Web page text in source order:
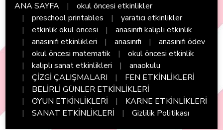
ANA SAYFA
okul öncesi etkinlikler
preschool printables
yaratıcı etkinlikler
etkinlik okul öncesi
anasınıfı kalıplı etkinlik
anasınıfı etkinlikleri
anasınıfı
anasınıfı ödev
okul öncesi matematik
okul öncesi etkinlik
kalıplı sanat etkinlikleri
anaokulu
ÇİZGİ ÇALIŞMALARI
FEN ETKİNLİKLERİ
BELİRLİ GÜNLER ETKİNLİKLERİ
OYUN ETKİNLİKLERİ
KARNE ETKİNLİKLERİ
SANAT ETKİNLİKLERİ
Gizlilik Politikası